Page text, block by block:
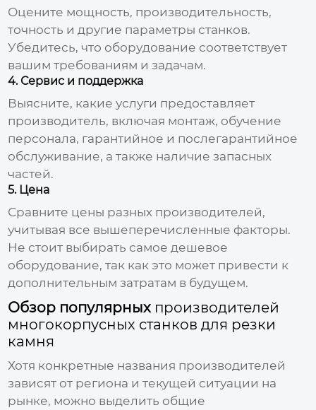
Оцените мощность, производительность,
точность и другие параметры станков.
Убедитесь, что оборудование соответствует
вашим требованиям и задачам.
4. Сервис и поддержка
Выясните, какие услуги предоставляет
производитель, включая монтаж, обучение
персонала, гарантийное и послегарантийное
обслуживание, а также наличие запасных
частей.
5. Цена
Сравните цены разных производителей,
учитывая все вышеперечисленные факторы.
Не стоит выбирать самое дешевое
оборудование, так как это может привести к
дополнительным затратам в будущем.
Обзор популярных производителей
многокорпусных станков для резки
камня
Хотя конкретные названия производителей
зависят от региона и текущей ситуации на
рынке, можно выделить общие